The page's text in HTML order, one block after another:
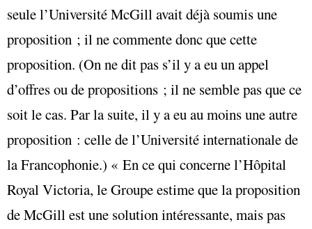
seule l’Université McGill avait déjà soumis une
proposition ; il ne commente donc que cette
proposition. (On ne dit pas s’il y a eu un appel
d’offres ou de propositions ; il ne semble pas que ce
soit le cas. Par la suite, il y a eu au moins une autre
proposition : celle de l’Université internationale de
la Francophonie.) « En ce qui concerne l’Hôpital
Royal Victoria, le Groupe estime que la proposition
de McGill est une solution intéressante, mais pas